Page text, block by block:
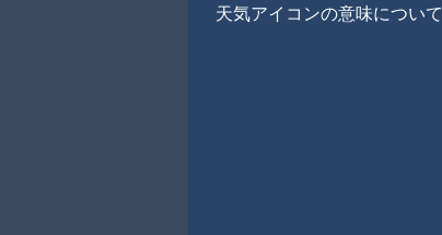
天気アイコンの意味について